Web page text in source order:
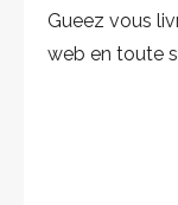
Gueez vous
web en toute